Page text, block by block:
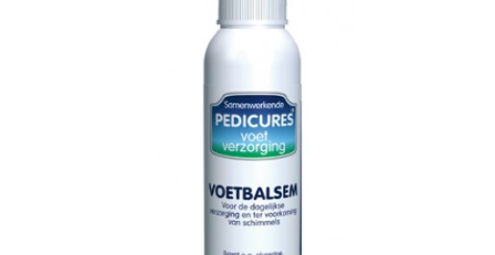
gekozen
productpagina